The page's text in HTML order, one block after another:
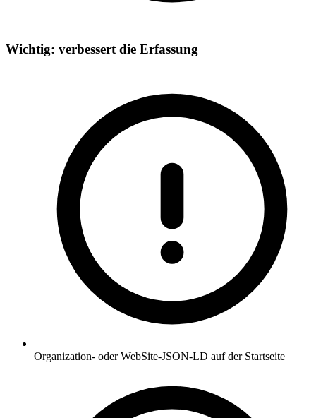
Wichtig: verbessert die Erfassung
Organization- oder WebSite-JSON-LD auf der Startseite